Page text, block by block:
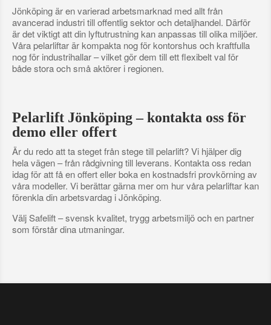
Jönköping är en varierad arbetsmarknad med allt från
avancerad industri till offentlig sektor och detaljhandel. Därför
är det viktigt att din lyftutrustning kan anpassas till olika miljöer.
Våra pelarliftar är kompakta nog för kontorshus och kraftfulla
nog för industrihallar – vilket gör dem till ett flexibelt val för
både stora och små aktörer i regionen.
Pelarlift Jönköping – kontakta oss för
demo eller offert
Är du redo att ta steget från stege till pelarlift? Vi hjälper dig
hela vägen – från rådgivning till leverans. Kontakta oss redan
idag för att få en offert eller boka en kostnadsfri provkörning av
våra modeller. Vi berättar gärna mer om hur våra pelarliftar kan
förenkla din arbetsvardag i Jönköping.
Välj Safelift – svensk kvalitet, trygg arbetsmiljö och en partner
som förstår dina utmaningar.